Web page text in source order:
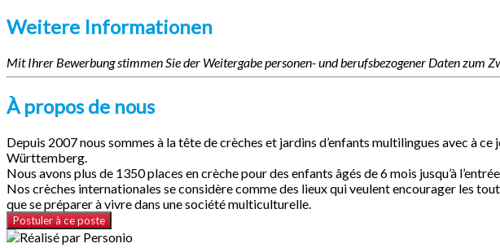
Weitere Informationen
Mit Ihrer Bewerbung stimmen Sie der Weitergabe personen- und berufsbezogener Daten
À propos de nous
Depuis 2007 nous sommes à la tête de crèches et jardins d’enfants multilingues avec à
Württemberg.
Nous avons plus de 1350 places en crèche pour des enfants âgés de 6 mois jusqu’à
Nos crèches internationales se considère comme des lieux qui veulent encourager les
que se préparer à vivre dans une société multiculturelle.
Postuler à ce poste